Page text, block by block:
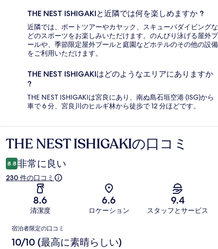
THE NEST ISHIGAKIと近隣では何を楽しめますか ?
近隣では、ボートツアーやカヤック、スキューバダイビングな
どのスポーツをお楽しみいただけます。のんびり泳げる屋外プ
ールや、季節限定屋外プールと庭園などホテルのその他の設備
をご利用いただけます。
THE NEST ISHIGAKIはどのようなエリアにありますか
?
THE NEST ISHIGAKIは宮良にあり、南ぬ島石垣空港 (ISG)から
車で 6 分、宮良川のヒルギ林から徒歩で 12 分ほどです。
口
コ
ミ
THE NEST ISHIGAKIの口コミ
8.8 非常に良い
230 件の口コミ
8.6
清潔度
6.6
ロケーション
9.4
スタッフとサービス
口
コ
宿泊者限定の口コミ
10/10 (最高に素晴らしい)